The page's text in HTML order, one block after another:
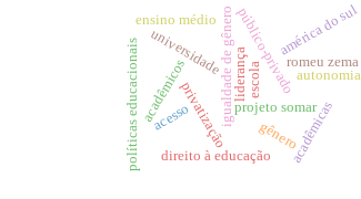
privatização projeto somar
público-privadoromeu zema
igualdade de gênero
acadêmicos
acadêmicas
universidade
políticas educacionais gênero
acesso
américa do sul
direito à educação
escola autonomia
ensino médio
liderança